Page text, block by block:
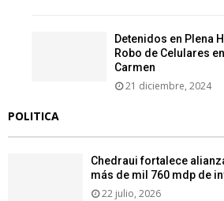
Detenidos en Plena
Robo de Celulares
Carmen
21 diciembre, 2024
POLITICA
Chedraui fortalece
más de mil 760 mdp de
22 julio, 2026